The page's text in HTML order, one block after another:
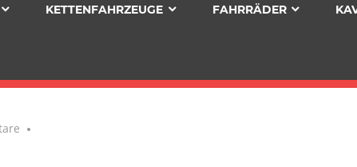
KETTENFAHRZEUGE FAHRRÄDER